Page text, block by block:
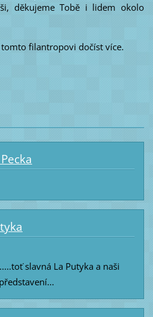
děkujeme Tobě i lidem okolo
filantropovi dočíst více.
slavná La Putyka a naši